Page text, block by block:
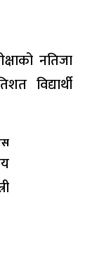
नतिजा
विद्यार्थी